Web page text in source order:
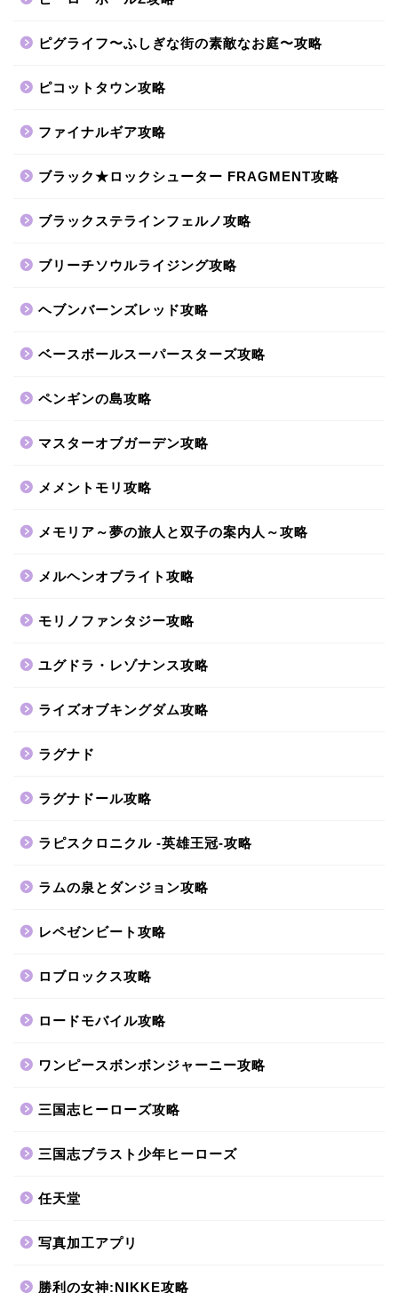
ピグライフ〜ふしぎな街の素敵なお庭〜攻略
ピコットタウン攻略
ファイナルギア攻略
ブラック★ロックシューター FRAGMENT攻略
ブラックステラインフェルノ攻略
ブリーチソウルライジング攻略
ヘブンバーンズレッド攻略
ベースボールスーパースターズ攻略
ペンギンの島攻略
マスターオブガーデン攻略
メメントモリ攻略
メモリア～夢の旅人と双子の案内人～攻略
メルヘンオブライト攻略
モリノファンタジー攻略
ユグドラ・レゾナンス攻略
ライズオブキングダム攻略
ラグナド
ラグナドール攻略
ラピスクロニクル -英雄王冠-攻略
ラムの泉とダンジョン攻略
レペゼンビート攻略
ロブロックス攻略
ロードモバイル攻略
ワンピースボンボンジャーニー攻略
三国志ヒーローズ攻略
三国志ブラスト少年ヒーローズ
任天堂
写真加工アプリ
勝利の女神:NIKKE攻略